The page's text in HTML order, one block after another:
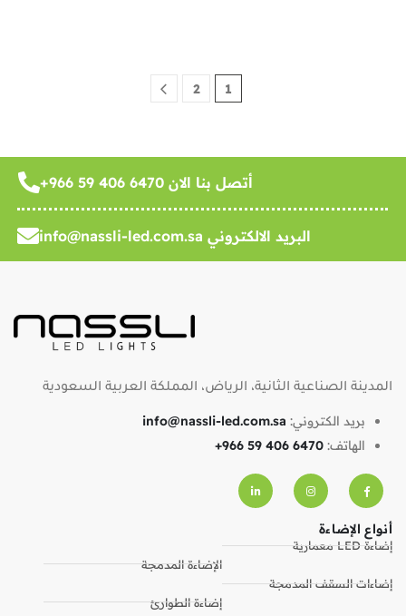
1
2
أتصل بنا الان ‪+966 59 406 6470‬
البريد الالكتروني info@nassli-led.com.sa
المدينة الصناعية الثانية، الرياض، المملكة العربية السعودية
بريد الكتروني: info@nassli-led.com.sa
الهاتف: +966 59 406 6470
أنواع الإضاءة
إضاءة LED معمارية
إضاءات السقف المدمجة
الإضاءة المدمجة
إضاءة الطوارئ